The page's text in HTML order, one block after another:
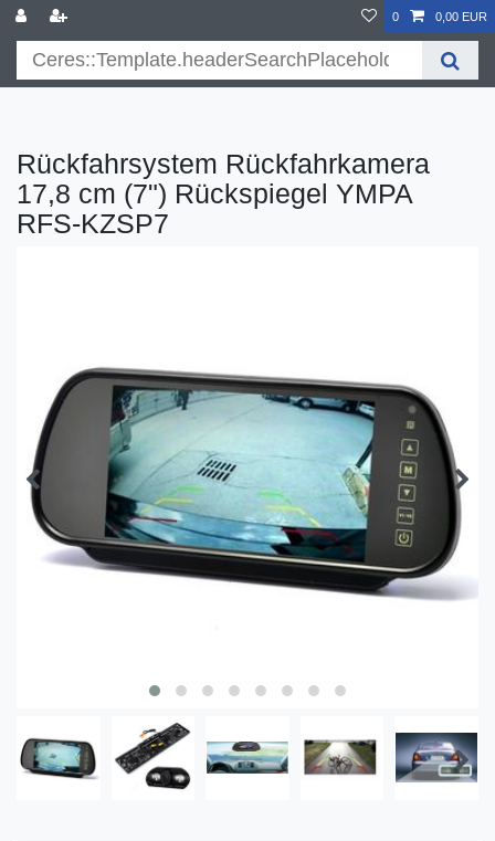
0 0,00 EUR
Rückfahrsystem Rückfahrkamera
17,8 cm (7") Rückspiegel YMPA
RFS-KZSP7